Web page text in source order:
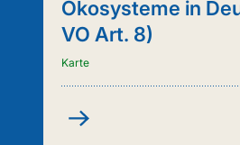
Ökosysteme in
VO Art. 8)
Karte
Kartenanwendung